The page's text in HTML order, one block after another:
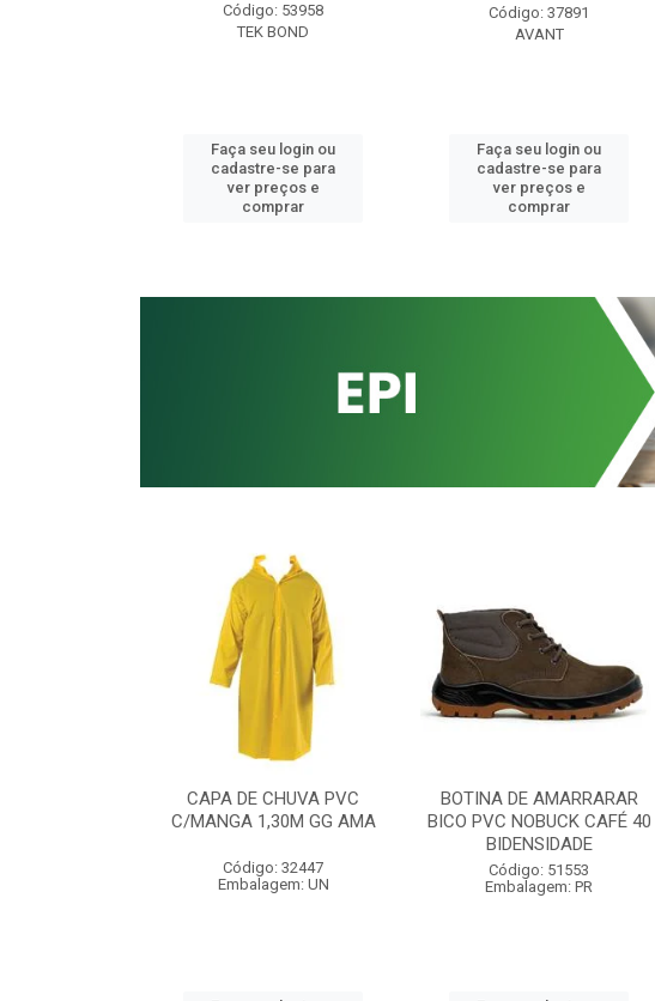
Código: 53958
TEK BOND
Faça seu login ou
cadastre-se para
ver preços e
comprar
Código: 37891
AVANT
Faça seu login ou
cadastre-se para
ver preços e
comprar
CAPA DE CHUVA PVC
C/MANGA 1,30M GG AMA
Código: 32447
Embalagem: UN
BOTINA DE AMARRARAR
BICO PVC NOBUCK CAFÉ 40
BIDENSIDADE
Código: 51553
Embalagem: PR